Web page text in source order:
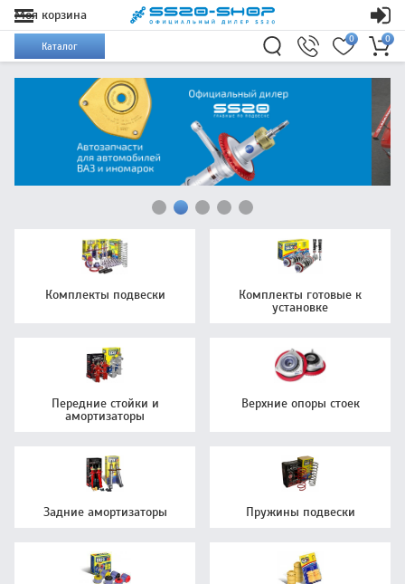
Моя корзина
Каталог
0
0
Комплекты подвески
Комплекты готовые к
установке
Передние стойки и
амортизаторы
Верхние опоры стоек
Задние амортизаторы Пружины подвески